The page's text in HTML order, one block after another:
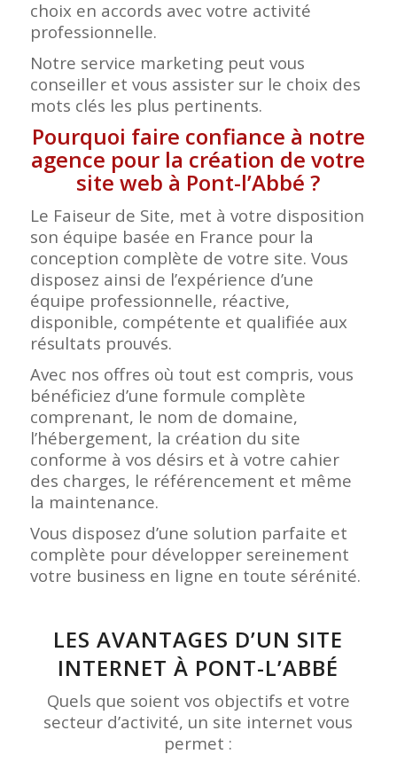
choix en accords avec votre activité
professionnelle.
Notre service marketing peut vous
conseiller et vous assister sur le choix des
mots clés les plus pertinents.
Pourquoi faire confiance à notre
agence pour la création de votre
site web à Pont-l’Abbé ?
Le Faiseur de Site, met à votre disposition
son équipe basée en France pour la
conception complète de votre site. Vous
disposez ainsi de l’expérience d’une
équipe professionnelle, réactive,
disponible, compétente et qualifiée aux
résultats prouvés.
Avec nos offres où tout est compris, vous
bénéficiez d’une formule complète
comprenant, le nom de domaine,
l’hébergement, la création du site
conforme à vos désirs et à votre cahier
des charges, le référencement et même
la maintenance.
Vous disposez d’une solution parfaite et
complète pour développer sereinement
votre business en ligne en toute sérénité.
LES AVANTAGES D’UN SITE
INTERNET À PONT-L’ABBÉ
Quels que soient vos objectifs et votre
secteur d’activité, un site internet vous
permet :